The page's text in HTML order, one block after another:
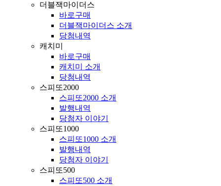
더블잭마이더스
바로구매
더블잭마이더스 소개
당첨내역
캐치미
바로구매
캐치미 소개
당첨내역
스피또2000
스피또2000 소개
발행내역
당첨자 이야기
스피또1000
스피또1000 소개
발행내역
당첨자 이야기
스피또500
스피또500 소개